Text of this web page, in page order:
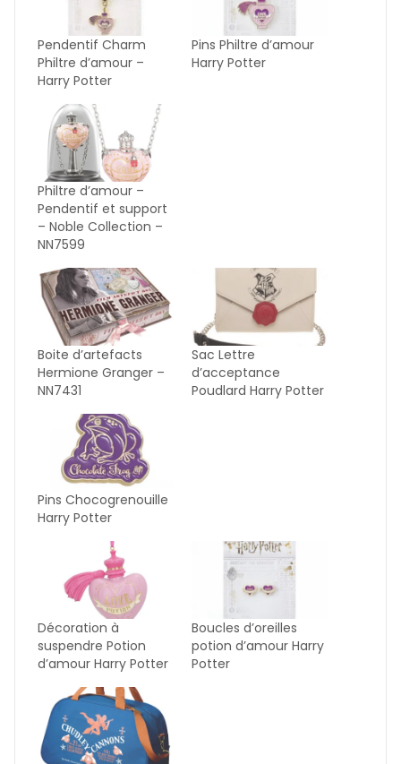
Pendentif Charm
Philtre d’amour –
Harry Potter
Pins Philtre d’amour
Harry Potter
Philtre d’amour –
Pendentif et support
– Noble Collection –
NN7599
Boite d’artefacts
Hermione Granger –
NN7431
Sac Lettre
d’acceptance
Poudlard Harry Potter
Pins Chocogrenouille
Harry Potter
Décoration à
suspendre Potion
d’amour Harry Potter
Boucles d’oreilles
potion d’amour Harry
Potter